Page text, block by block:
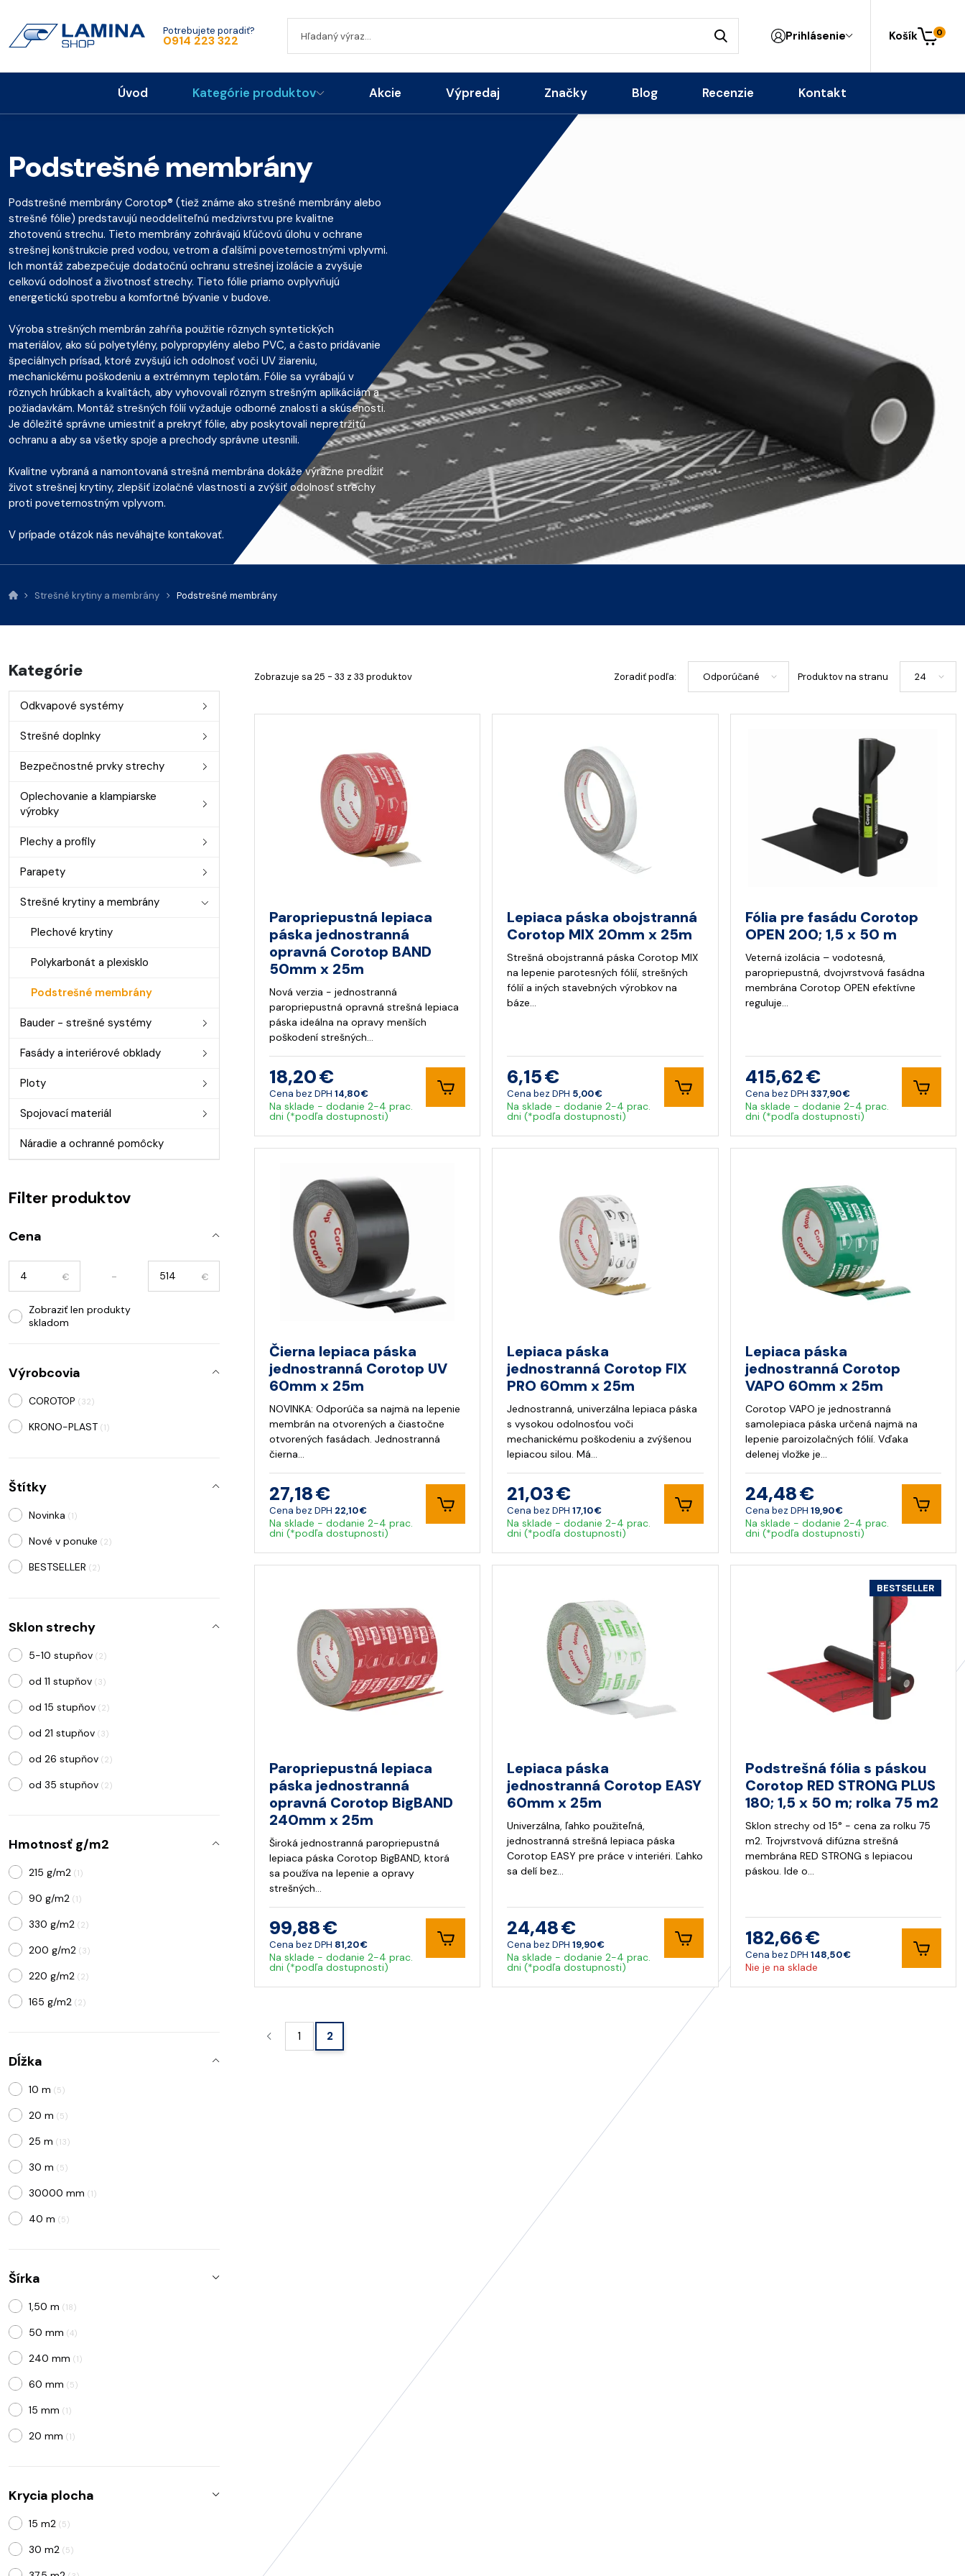
Potrebujete poradiť?
0914 223 322 Prihlásenie Košík 0
Úvod Kategórie produktov Akcie Výpredaj Značky Blog Recenzie Kontakt
Podstrešné membrány
Podstrešné membrány Corotop® (tiež známe ako strešné membrány alebo
strešné fólie) predstavujú neoddeliteľnú medzivrstvu pre kvalitne
zhotovenú strechu. Tieto membrány zohrávajú kľúčovú úlohu v ochrane
strešnej konštrukcie pred vodou, vetrom a ďalšími poveternostnými vplyvmi.
Ich montáž zabezpečuje dodatočnú ochranu strešnej izolácie a zvyšuje
celkovú odolnosť a životnosť strechy. Tieto fólie priamo ovplyvňujú
energetickú spotrebu a komfortné bývanie v budove.
Výroba strešných membrán zahŕňa použitie rôznych syntetických
materiálov, ako sú polyetylény, polypropylény alebo PVC, a často pridávanie
špeciálnych prísad, ktoré zvyšujú ich odolnosť voči UV žiareniu,
mechanickému poškodeniu a extrémnym teplotám. Fólie sa vyrábajú v
rôznych hrúbkach a kvalitách, aby vyhovovali rôznym strešným aplikáciám a
požiadavkám. Montáž strešných fólií vyžaduje odborné znalosti a skúsenosti.
Je dôležité správne umiestniť a prekryť fólie, aby poskytovali nepretržitú
ochranu a aby sa všetky spoje a prechody správne utesnili.
Kvalitne vybraná a namontovaná strešná membrána dokáže výrazne predĺžiť
život strešnej krytiny, zlepšiť izolačné vlastnosti a zvýšiť odolnosť strechy
proti poveternostným vplyvom.
V prípade otázok nás neváhajte kontakovať.
Strešné krytiny a membrány Podstrešné membrány
Kategórie
Odkvapové systémy
Strešné doplnky
Bezpečnostné prvky strechy
Oplechovanie a klampiarske
výrobky
Plechy a profily
Parapety
Strešné krytiny a membrány
Plechové krytiny
Polykarbonát a plexisklo
Podstrešné membrány
Bauder - strešné systémy
Fasády a interiérové obklady
Ploty
Spojovací materiál
Náradie a ochranné pomôcky
Filter produktov
Cena
€ - €
Zobraziť len produkty
skladom
Výrobcovia
COROTOP (32)
KRONO-PLAST (1)
Štítky
Novinka (1)
Nové v ponuke (2)
BESTSELLER (2)
Sklon strechy
5-10 stupňov (2)
od 11 stupňov (3)
od 15 stupňov (2)
od 21 stupňov (3)
od 26 stupňov (2)
od 35 stupňov (2)
Hmotnosť g/m2
215 g/m2 (1)
90 g/m2 (1)
330 g/m2 (2)
200 g/m2 (3)
220 g/m2 (2)
165 g/m2 (2)
160 g/m2
Dĺžka
10 m (5)
20 m (5)
25 m (13)
30 m (5)
30000 mm (1)
40 m (5)
Šírka
1,50 m (18)
50 mm (4)
240 mm (1)
60 mm (5)
15 mm (1)
20 mm (1)
Krycia plocha
15 m2 (5)
30 m2 (5)
Zobrazuje sa 25 - 33 z 33 produktov Zoradiť podľa: Produktov na stranu
Paropriepustná lepiaca
páska jednostranná
opravná Corotop BAND
50mm x 25m
Nová verzia - jednostranná
paropriepustná opravná strešná lepiaca
páska ideálna na opravy menších
poškodení strešných…
18,20 €
Cena bez DPH 14,80 €
Na sklade - dodanie 2-4 prac.
dni (*podľa dostupnosti)
Lepiaca páska obojstranná
Corotop MIX 20mm x 25m
Strešná obojstranná páska Corotop MIX
na lepenie parotesných fólií, strešných
fólií a iných stavebných výrobkov na
báze…
6,15 €
Cena bez DPH 5,00 €
Na sklade - dodanie 2-4 prac.
dni (*podľa dostupnosti)
Fólia pre fasádu Corotop
OPEN 200; 1,5 x 50 m
Veterná izolácia – vodotesná,
paropriepustná, dvojvrstvová fasádna
membrána Corotop OPEN efektívne
reguluje…
415,62 €
Cena bez DPH 337,90 €
Na sklade - dodanie 2-4 prac.
dni (*podľa dostupnosti)
Čierna lepiaca páska
jednostranná Corotop UV
60mm x 25m
NOVINKA: Odporúča sa najmä na lepenie
membrán na otvorených a čiastočne
otvorených fasádach. Jednostranná
čierna…
27,18 €
Cena bez DPH 22,10 €
Na sklade - dodanie 2-4 prac.
dni (*podľa dostupnosti)
Lepiaca páska
jednostranná Corotop FIX
PRO 60mm x 25m
Jednostranná, univerzálna lepiaca páska
s vysokou odolnosťou voči
mechanickému poškodeniu a zvýšenou
lepiacou silou. Má…
21,03 €
Cena bez DPH17,10 €
Na sklade - dodanie 2-4 prac.
dni (*podľa dostupnosti)
Lepiaca páska
jednostranná Corotop
VAPO 60mm x 25m
Corotop VAPO je jednostranná
samolepiaca páska určená najmä na
lepenie paroizolačných fólií. Vďaka
delenej vložke je…
24,48 €
Cena bez DPH 19,90 €
Na sklade - dodanie 2-4 prac.
dni (*podľa dostupnosti)
Paropriepustná lepiaca
páska jednostranná
opravná Corotop BigBAND
240mm x 25m
Široká jednostranná paropriepustná
lepiaca páska Corotop BigBAND, ktorá
sa používa na lepenie a opravy
strešných…
99,88 €
Cena bez DPH 81,20 €
Na sklade - dodanie 2-4 prac.
dni (*podľa dostupnosti)
Lepiaca páska
jednostranná Corotop EASY
60mm x 25m
Univerzálna, ľahko použiteľná,
jednostranná strešná lepiaca páska
Corotop EASY pre práce v interiéri. Ľahko
sa delí bez…
24,48 €
Cena bez DPH19,90 €
Na sklade - dodanie 2-4 prac.
dni (*podľa dostupnosti)
BESTSELLER
Podstrešná fólia s páskou
Corotop RED STRONG PLUS
180; 1,5 x 50 m; rolka 75 m2
Sklon strechy od 15° - cena za rolku 75
m2. Trojvrstvová difúzna strešná
membrána RED STRONG s lepiacou
páskou. Ide o…
182,66 €
Cena bez DPH 148,50 €
Nie je na sklade
1 2